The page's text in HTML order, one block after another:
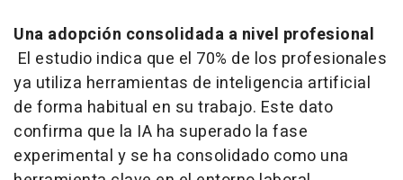
Una adopción consolidada a nivel profesional
El estudio indica que el 70% de los profesionales
ya utiliza herramientas de inteligencia artificial
de forma habitual en su trabajo. Este dato
confirma que la IA ha superado la fase
experimental y se ha consolidado como una